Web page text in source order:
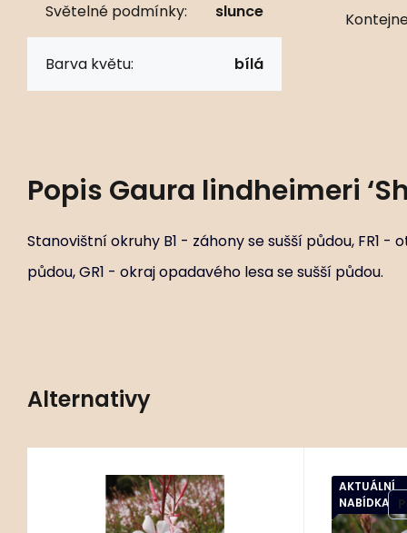
Světelné podmínky: slunce
Barva květu: bílá
Popis Gaura lindheimeri
Stanovištní okruhy B1 - záhony se sušší půdou, FR1 -
půdou, GR1 - okraj opadavého lesa se sušší půdou.
Alternativy
Gaura lindheimeri
Kód:ART00117
P9X9 P11X11
Stanovištní okruhy B1 - záhony se
AKTUÁLNÍ
NABÍDKA
804 ks
Stanovištní